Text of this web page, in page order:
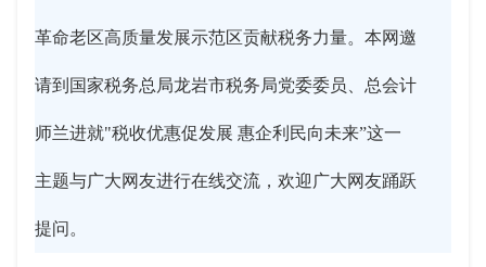
革命老区高质量发展示范区贡献税务力量。本网邀
请到国家税务总局龙岩市税务局党委委员、总会计
师兰进就"税收优惠促发展 惠企利民向未来”这一
主题与广大网友进行在线交流，欢迎广大网友踊跃
提问。